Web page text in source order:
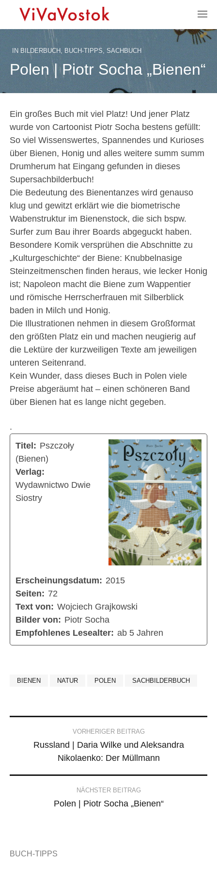
IN BILDERBUCH , BUCH-TIPPS, SACHBUCH
Polen | Piotr Socha „Bienen“
Ein großes Buch mit viel Platz! Und jener Platz
wurde von Cartoonist Piotr Socha bestens gefüllt:
So viel Wissenswertes, Spannendes und Kurioses
über Bienen, Honig und alles weitere summ summ
Drumherum hat Eingang gefunden in dieses
Supersachbilderbuch!
Die Bedeutung des Bienentanzes wird genauso
klug und gewitzt erklärt wie die biometrische
Wabenstruktur im Bienenstock, die sich bspw.
Surfer zum Bau ihrer Boards abgeguckt haben.
Besondere Komik versprühen die Abschnitte zu
„Kulturgeschichte“ der Biene: Knubbelnasige
Steinzeitmenschen finden heraus, wie lecker Honig
ist; Napoleon macht die Biene zum Wappentier
und römische Herrscherfrauen mit Silberblick
baden in Milch und Honig.
Die Illustrationen nehmen in diesem Großformat
den größten Platz ein und machen neugierig auf
die Lektüre der kurzweiligen Texte am jeweiligen
unteren Seitenrand.
Kein Wunder, dass dieses Buch in Polen viele
Preise abgeräumt hat – einen schöneren Band
über Bienen hat es lange nicht gegeben.
.
Titel: Pszczoły
(Bienen)
Verlag:
Wydawnictwo Dwie
Siostry
Erscheinungsdatum: 2015
Seiten: 72
Text von: Wojciech Grajkowski
Bilder von: Piotr Socha
Empfohlenes Lesealter: ab 5 Jahren
BIENEN NATUR POLEN SACHBILDERBUCH
navigation
VORHERIGER BEITRAG
Russland | Daria Wilke und Aleksandra
Nikolaenko: Der Müllmann
NÄCHSTER BEITRAG
Polen | Piotr Socha „Bienen“
BUCH-TIPPS